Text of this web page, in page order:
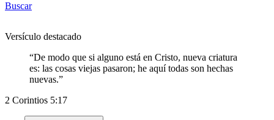
Buscar
Versículo destacado
“De modo que si alguno está en Cristo, nueva criatura
es: las cosas viejas pasaron; he aquí todas son hechas
nuevas.”
2 Corintios 5:17